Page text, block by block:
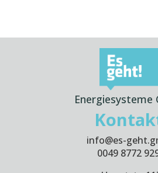
Energiesysteme
info@es-
0049 8772